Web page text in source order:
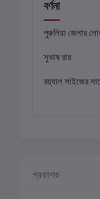
বর্ণনা
পুরুলিয়া জেলার
সুভাষ রায়
রয়্যাল সাইজের
প্রকাশক